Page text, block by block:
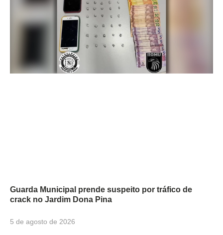
Guarda Municipal prende suspeito por tráfico de
crack no Jardim Dona Pina
5 de agosto de 2026